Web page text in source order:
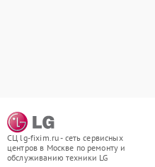
СЦ lg-fixim.ru - сеть сервисных
центров в Москве по ремонту и
обслуживанию техники LG